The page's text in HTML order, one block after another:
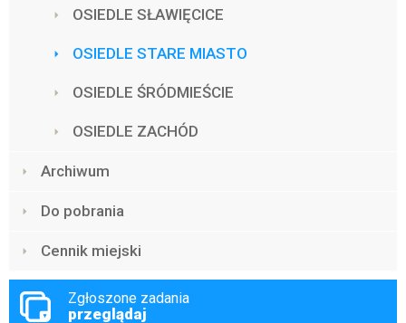
OSIEDLE SŁAWIĘCICE
OSIEDLE STARE MIASTO
OSIEDLE ŚRÓDMIEŚCIE
OSIEDLE ZACHÓD
Archiwum
Do pobrania
Cennik miejski
Zgłoszone zadania
przeglądaj